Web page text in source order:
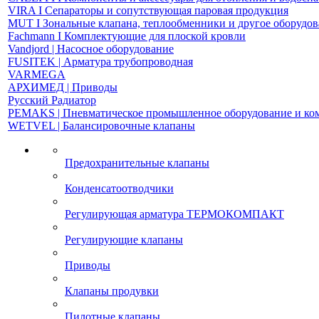
VIRA І Сепараторы и сопутствующая паровая продукция
MUT І Зональные клапана, теплообменники и другое
Fachmann І Комплектующие для плоской кровли
Vandjord | Насосное оборудование
FUSITEK | Арматура трубопроводная
VARMEGA
АРХИМЕД | Приводы
Русский Радиатор
PEMAKS | Пневматическое промышленное оборудование и
WETVEL | Балансировочные клапаны
Предохранительные клапаны
Конденсатоотводчики
Регулирующая арматура ТЕРМОКОМПАКТ
Регулирующие клапаны
Приводы
Клапаны продувки
Пилотные клапаны